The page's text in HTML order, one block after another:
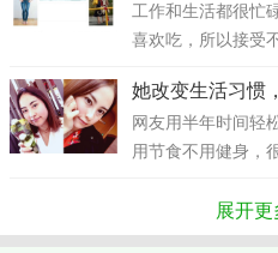
工作和生活都很忙
喜欢吃，所以接受
她改变生活习惯
网友用半年时间轻
用节食不用健身，
展开更